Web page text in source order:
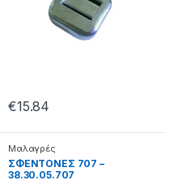
€15.84
Μαλαγρές
ΣΦΕΝΤΟΝΕΣ 707 –
38.30.05.707